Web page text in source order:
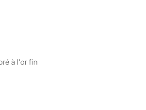
à l'or fin